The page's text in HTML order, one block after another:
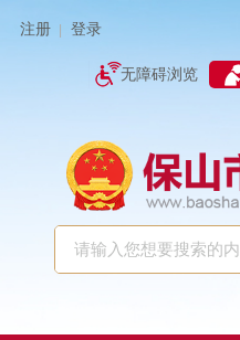
注册 登录
无障碍浏览